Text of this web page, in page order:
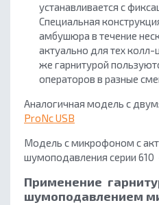
устанавливается с
Специальная
амбушюра в течение
актуально для тех
же гарнитурой
операторов в разные
Аналогичная модель с
ProNc USB
Модель с микрофоном с
шумоподавления серии 610
Применение
шумоподавлением